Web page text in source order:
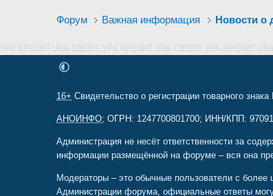
Форум Важная информация Новости о
16+ Свидетельство о регистрации товарного
АНОИНФО; ОГРН: 1247700801700; ИНН/КПП:
Администрация не несёт ответственности за
информации размещённой на форуме – вся она
Модераторы – это обычные пользователи с
Администрации форума, официальные ответы